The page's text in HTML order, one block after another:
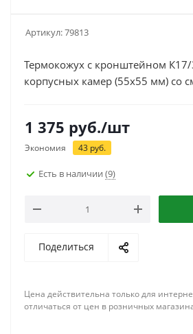
Артикул:79813
Термокожух с кронштейном
корпусных камер (55х55 мм) со
1 375 руб./шт
Экономия 43 руб.
Есть в наличии (9)
Поделиться
Цена действительна только для
отличаться от цен в розничных